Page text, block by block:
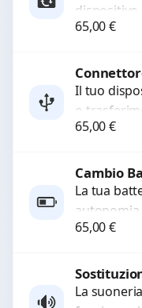
dispositivo
a...
65,00€
Il tuo
o
65,00€
Cambio
La tua
lenta o cicli
65,00€
La